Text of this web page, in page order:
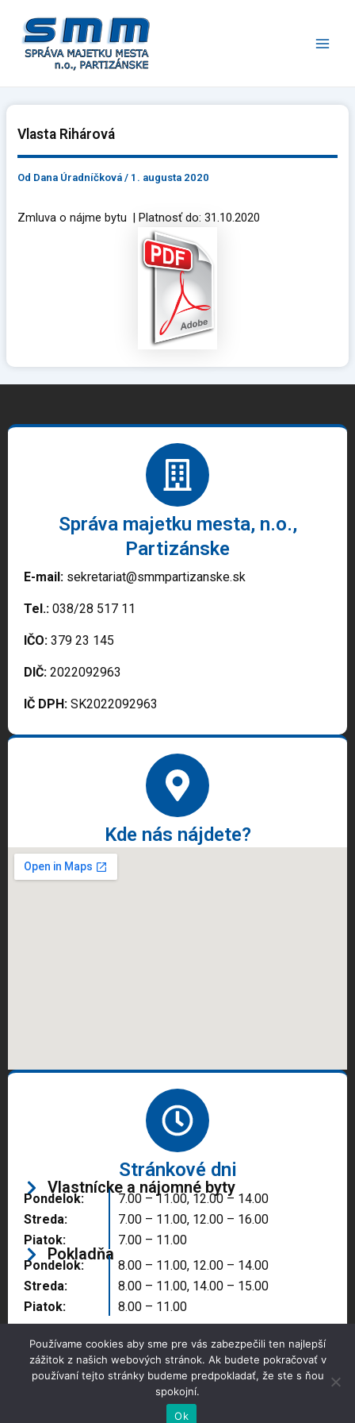
obsah
Vlasta Rihárová
Od Dana Úradníčková/ 1. augusta 2020
Zmluva o nájme bytu | Platnosť do: 31.10.2020
Správa majetku mesta, n.o.,
Partizánske
E-mail: sekretariat@smmpartizanske.sk
Tel.: 038/28 517 11
IČO: 379 23 145
DIČ: 2022092963
IČ DPH: SK2022092963
Kde nás nájdete?
Stránkové dni
Vlastnícke a nájomné byty
Pondelok:
Streda:
Piatok:
7.00 – 11.00, 12.00 – 14.00
7.00 – 11.00, 12.00 – 16.00
7.00 – 11.00
Pokladňa
Pondelok:
Streda:
Piatok:
8.00 – 11.00, 12.00 – 14.00
8.00 – 11.00, 14.00 – 15.00
8.00 – 11.00
Copyright © 2025 Správa majetku mesta, n.o.,
Partizánske
Používame cookies aby sme pre vás zabezpečili ten najlepší
zážitok z našich webových stránok. Ak budete pokračovať v
používaní tejto stránky budeme predpokladať, že ste s ňou
spokojní.
Ok